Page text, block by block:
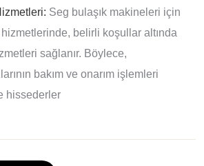
Seg bulaşık makineleri için
belirli koşullar altında
sağlanır. Böylece,
bakım ve onarım işlemleri
hissederler